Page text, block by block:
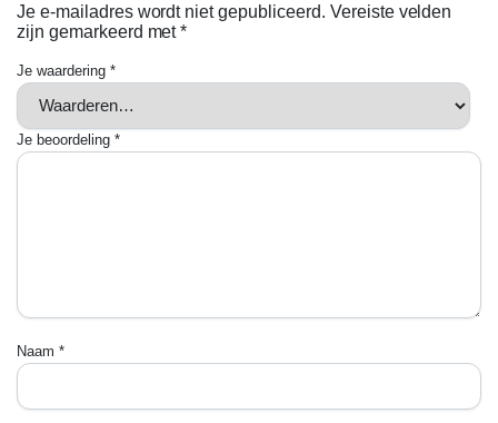
Je e-mailadres wordt niet gepubliceerd. Vereiste velden
zijn gemarkeerd met*
Je waardering *
Je beoordeling *
Naam *